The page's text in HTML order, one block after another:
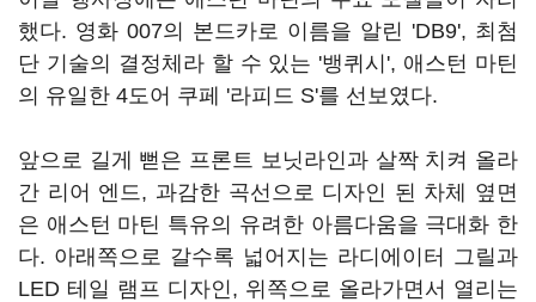
했다. 영화 007의 본드카로 이름을 알린 'DB9', 최첨
단 기술의 결정체라 할 수 있는 '뱅퀴시', 애스턴 마틴
의 유일한 4도어 쿠페 '라피드 S'를 선보였다.
앞으로 길게 뻗은 프론트 보닛라인과 살짝 치켜 올라
간 리어 엔드, 과감한 곡선으로 디자인 된 차체 옆면
은 애스턴 마틴 특유의 유려한 아름다움을 극대화 한
다. 아래쪽으로 갈수록 넓어지는 라디에이터 그릴과
LED 테일 램프 디자인, 위쪽으로 올라가면서 열리는